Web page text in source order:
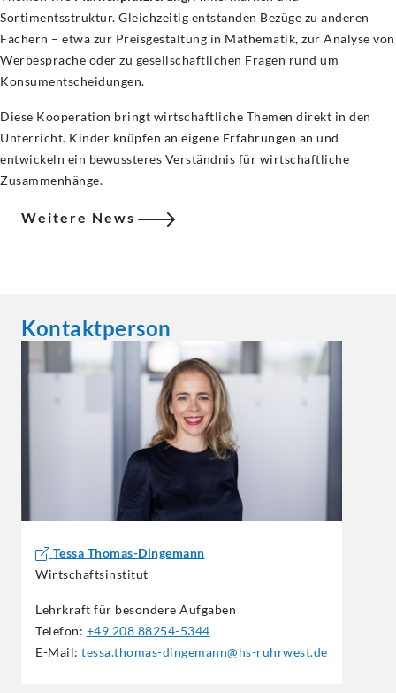
Sortimentsstruktur. Gleichzeitig entstanden Bezüge zu anderen
Fächern – etwa zur Preisgestaltung in Mathematik, zur Analyse von
Werbesprache oder zu gesellschaftlichen Fragen rund um
Konsumentscheidungen.
Diese Kooperation bringt wirtschaftliche Themen direkt in den
Unterricht. Kinder knüpfen an eigene Erfahrungen an und
entwickeln ein bewussteres Verständnis für wirtschaftliche
Zusammenhänge.
Weitere News
Kontaktperson
Tessa Thomas-Dingemann
Wirtschaftsinstitut
Lehrkraft für besondere Aufgaben
Telefon: +49 208 88254-5344
E-Mail: tessa.thomas-dingemann@hs-ruhrwest.de